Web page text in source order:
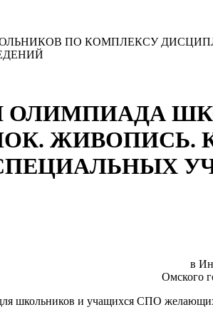
ПО КОМПЛЕКСУ
ОЛИМПИАДА
ЖИВОПИСЬ.
в
Омского
школьников и учащихся СПО жела